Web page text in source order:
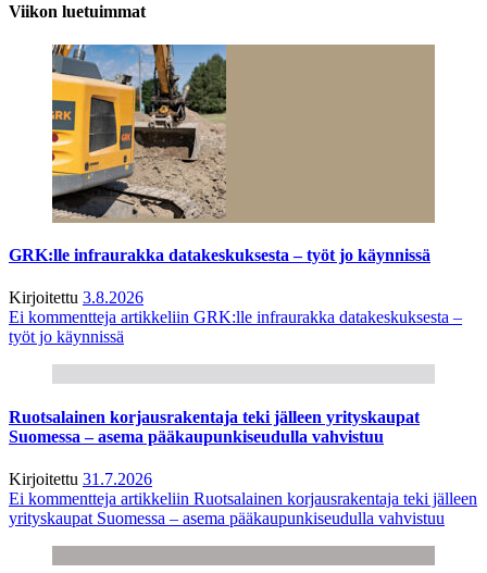
Viikon luetuimmat
GRK:lle infraurakka datakeskuksesta – työt jo käynnissä
Kirjoitettu 3.8.2026
Ei kommentteja artikkeliin GRK:lle infraurakka datakeskuksesta –
työt jo käynnissä
Ruotsalainen korjausrakentaja teki jälleen yrityskaupat
Suomessa – asema pääkaupunkiseudulla vahvistuu
Kirjoitettu 31.7.2026
Ei kommentteja artikkeliin Ruotsalainen korjausrakentaja teki jälleen
yrityskaupat Suomessa – asema pääkaupunkiseudulla vahvistuu